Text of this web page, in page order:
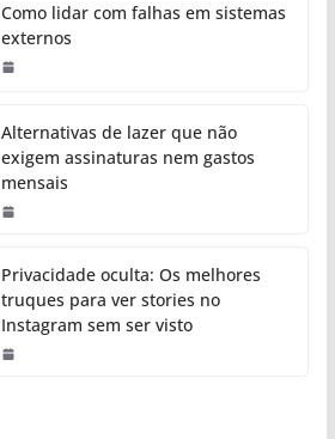
Como lidar com falhas em sistemas
externos
Alternativas de lazer que não
exigem assinaturas nem gastos
mensais
Privacidade oculta: Os melhores
truques para ver stories no
Instagram sem ser visto